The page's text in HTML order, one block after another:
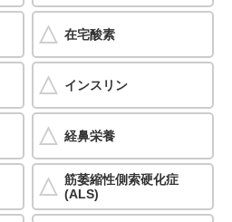
在宅酸素
インスリン
経鼻栄養
筋萎縮性側索硬化症
(ALS)